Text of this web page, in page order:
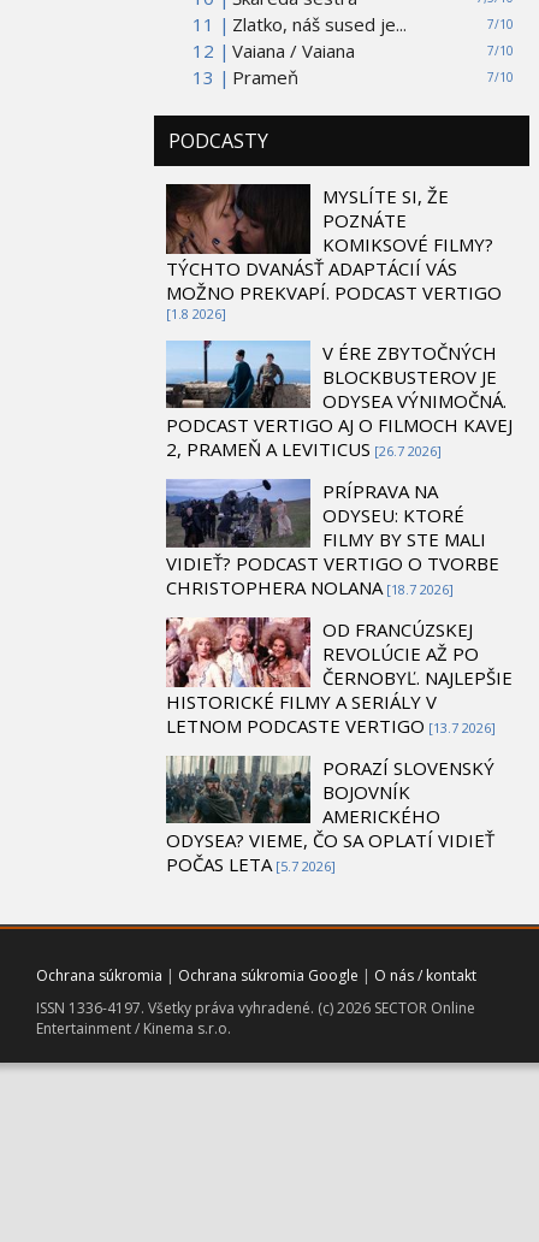
11 |
7/10
Zlatko, náš sused je...
12 |
7/10
Vaiana / Vaiana
13 |
7/10
Prameň
PODCASTY
MYSLÍTE SI, ŽE
POZNÁTE
KOMIKSOVÉ FILMY?
TÝCHTO DVANÁSŤ ADAPTÁCIÍ VÁS
MOŽNO PREKVAPÍ. PODCAST VERTIGO
[1.8 2026]
V ÉRE ZBYTOČNÝCH
BLOCKBUSTEROV JE
ODYSEA VÝNIMOČNÁ.
PODCAST VERTIGO AJ O FILMOCH KAVEJ
2, PRAMEŇ A LEVITICUS [26.7 2026]
PRÍPRAVA NA
ODYSEU: KTORÉ
FILMY BY STE MALI
VIDIEŤ? PODCAST VERTIGO O TVORBE
CHRISTOPHERA NOLANA [18.7 2026]
OD FRANCÚZSKEJ
REVOLÚCIE AŽ PO
ČERNOBYĽ. NAJLEPŠIE
HISTORICKÉ FILMY A SERIÁLY V
LETNOM PODCASTE VERTIGO [13.7 2026]
PORAZÍ SLOVENSKÝ
BOJOVNÍK
AMERICKÉHO
ODYSEA? VIEME, ČO SA OPLATÍ VIDIEŤ
POČAS LETA [5.7 2026]
Ochrana súkromia | Ochrana súkromia Google | O nás / kontakt
ISSN 1336-4197. Všetky práva vyhradené. (c) 2026 SECTOR Online
Entertainment / Kinema s.r.o.